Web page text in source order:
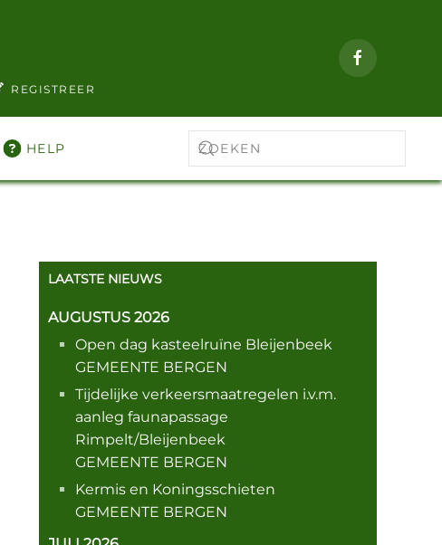
REGISTREER
HELP
LAATSTE NIEUWS
AUGUSTUS 2026
Open dag kasteelruïne Bleijenbeek
GEMEENTE BERGEN
Tijdelijke verkeersmaatregelen i.v.m.
aanleg faunapassage
Rimpelt/Bleijenbeek
GEMEENTE BERGEN
Kermis en Koningsschieten
GEMEENTE BERGEN